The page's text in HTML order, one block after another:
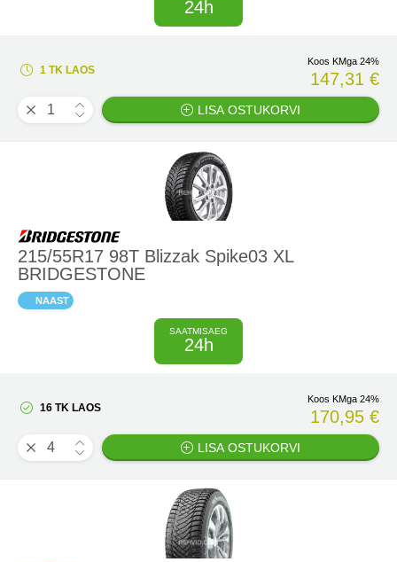
24h
1 TK LAOS
Koos KMga 24%
147,31 €
LISA OSTUKORVI
215/55R17 98T Blizzak Spike03 XL
BRIDGESTONE
NAAST
SAATMISAEG
24h
16 TK LAOS
Koos KMga 24%
170,95 €
LISA OSTUKORVI